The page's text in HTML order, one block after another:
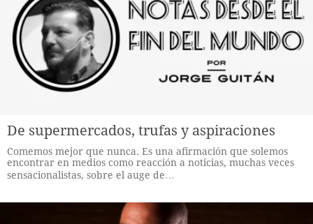
De supermercados, trufas y aspiraciones
Comemos mejor que nunca. Es una afirmación que solemos
encontrar en medios como reacción a noticias, muchas veces
sensacionalistas, sobre el auge de…